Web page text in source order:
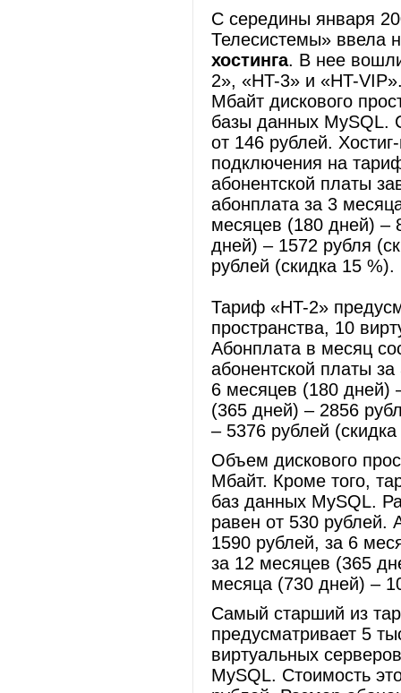
C середины января
Телесистемы» ввела
хостинга. В нее
2», «HT-3» и «HT-
Мбайт дискового
базы данных MySQL.
от 146 рублей.
подключения на
абонентской платы
абонплата за 3
месяцев (180 дней) –
дней) – 1572 рубля
рублей (скидка 15 %).
Тариф «HT-2»
пространства, 10
Абонплата в месяц
абонентской платы
6 месяцев (180 дней)
(365 дней) – 2856
– 5376 рублей
Объем дискового
Мбайт. Кроме того,
баз данных MySQL.
равен от 530 рублей.
1590 рублей, за 6
за 12 месяцев (365
месяца (730 дней) –
Самый старший из
предусматривает 5
виртуальных
MySQL. Стоимость